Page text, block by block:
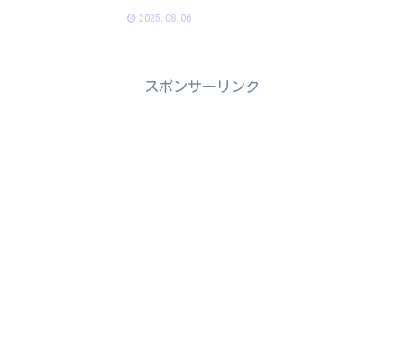
2025.08.06
スポンサーリンク